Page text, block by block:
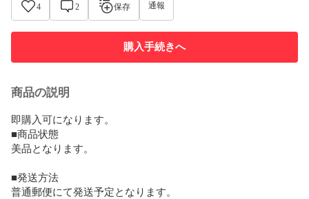
4 2 保存 通報
購入手続きへ
商品の説明
即購入可になります。
■商品状態
美品となります。
■発送方法
普通郵便にて発送予定となります。